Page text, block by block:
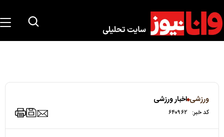
ورزشی اخبار ورزشی
کد خبر: ۶۴۰۹۶۲